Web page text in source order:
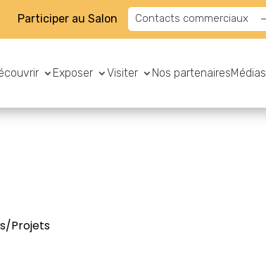
Participer au Salon Contacts commerciaux
Exposer Visiter Nos partenairesMédias
Projets